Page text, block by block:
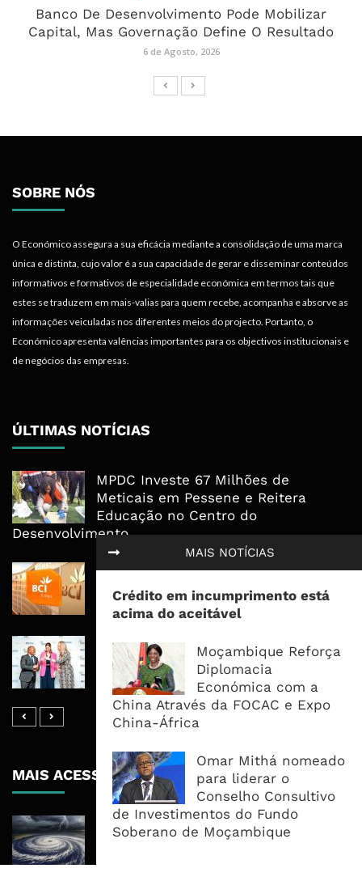
MAIS NOTÍCIAS
Crédito em incumprimento está
acima do aceitável
Moçambique Reforça
Diplomacia
Económica com a
China Através da FOCAC e Expo
China-África
Omar Mithá nomeado
para liderar o
Conselho Consultivo
de Investimentos do Fundo
Soberano de Moçambique
Banco De Desenvolvimento Pode Mobilizar
Capital, Mas Governação Define O Resultado
6 de Agosto, 2026
SOBRE NÓS
O Económico assegura a sua eficácia mediante a consolidação de uma marca
única e distinta, cujo valor é a sua capacidade de gerar e disseminar conteúdos
informativos e formativos de especialidade económica em termos tais que
estes se traduzem em mais-valias para quem recebe, acompanha e absorve as
informações veiculadas nos diferentes meios do projecto. Portanto, o
Económico apresenta valências importantes para os objectivos institucionais e
de negócios das empresas.
ÚLTIMAS NOTÍCIAS
MPDC Investe 67 Milhões de
Meticais em Pessene e Reitera
Educação no Centro do
Desenvolvimento
BCI Lucra 3,34 Mil Milhões De
Meticais, Mas Crédito A Clientes
Recua 5,5%
RAIZ Arranca Com 4 Milhões De
Libras Para Criar Novas Soluções De
Financiamento Às PME
MAIS ACESSADOS
Tempestade Tropical GEZANI Poderá
Afectar Mais De Um Milhão De